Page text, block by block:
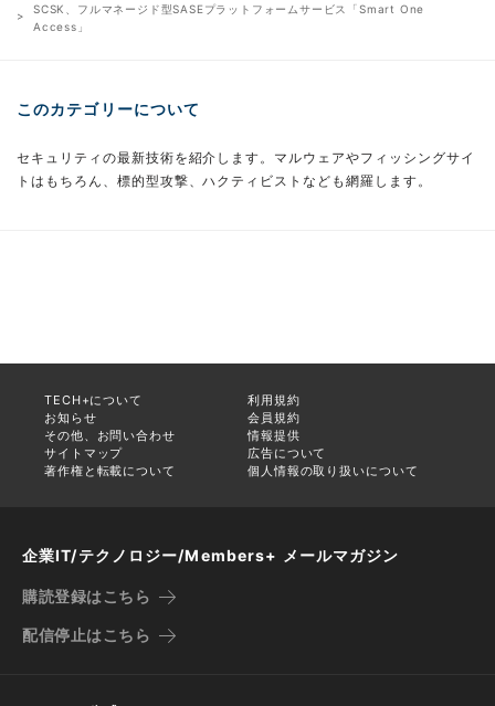
SCSK、フルマネージド型SASEプラットフォームサービス「Smart One
Access」
このカテゴリーについて
セキュリティの最新技術を紹介します。マルウェアやフィッシングサイ
トはもちろん、標的型攻撃、ハクティビストなども網羅します。
TECH+について
利用規約
お知らせ
会員規約
その他、お問い合わせ
情報提供
サイトマップ
広告について
著作権と転載について
個人情報の取り扱いについて
企業IT/テクノロジー/Members+ メールマガジン
購読登録はこちら
配信停止はこちら